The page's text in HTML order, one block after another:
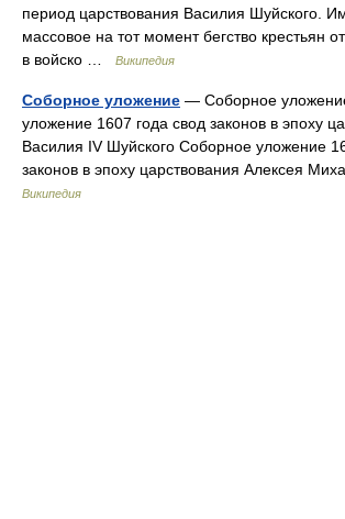
период царствования Василия Шуйского.
массовое на тот момент бегство крестьян
в войско …
Википедия
Соборное уложение — Соборное
уложение 1607 года свод законов в эпоху
Василия IV Шуйского Соборное уложение
законов в эпоху царствования Алексея
Википедия